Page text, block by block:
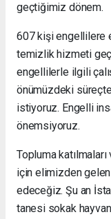
geçtiğimiz dönem.
607 kişi engellilere
temizlik hizmeti
engellilerle ilgili
önümüzdeki
istiyoruz. Engelli
önemsiyoruz.
Topluma
için elimizden
edeceğiz. Şu an
tanesi sokak